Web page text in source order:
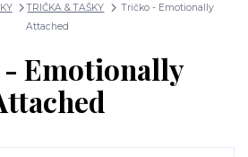
TRIČKA & TAŠKY
Tričko - Emotionally
Attached
Emotionally